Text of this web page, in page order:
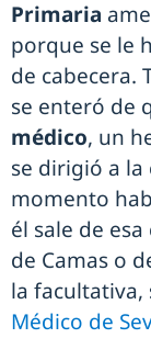
Primaria
porque se le
de cabecera.
se enteró de
médico, un
se dirigió a la
momento
él sale de
de Camas o
la facultativa,
Médico de